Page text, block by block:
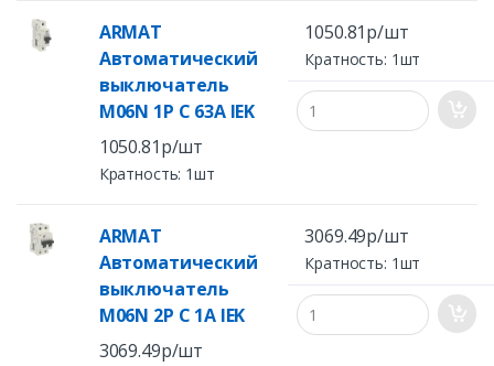
ARMAT
Автоматический
выключатель
M06N 1P C 63А IEK
1050.81р/шт
Кратность: 1шт
1050.81р/шт
Кратность: 1шт
ARMAT
Автоматический
выключатель
M06N 2P C 1А IEK
3069.49р/шт
3069.49р/шт
Кратность: 1шт